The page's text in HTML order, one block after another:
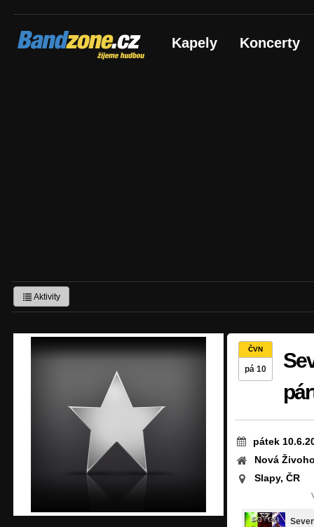
Bandzone.cz
žijeme hudbou Kapely Koncerty
Aktivity
ČVN
pá 10
pátek
Nová
Slapy, ČR